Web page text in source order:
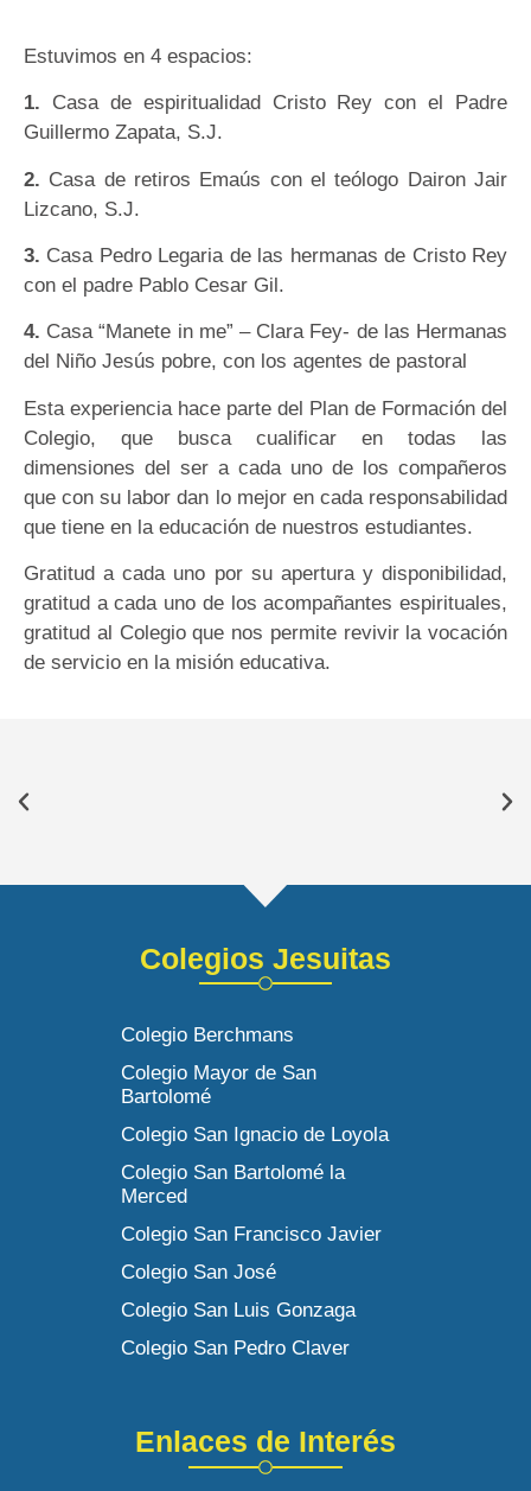
Estuvimos en 4 espacios:
1. Casa de espiritualidad Cristo Rey con el Padre
Guillermo Zapata, S.J.
2. Casa de retiros Emaús con el teólogo Dairon Jair
Lizcano, S.J.
3. Casa Pedro Legaria de las hermanas de Cristo Rey
con el padre Pablo Cesar Gil.
4. Casa “Manete in me” – Clara Fey- de las Hermanas
del Niño Jesús pobre, con los agentes de pastoral
Esta experiencia hace parte del Plan de Formación del
Colegio, que busca cualificar en todas las
dimensiones del ser a cada uno de los compañeros
que con su labor dan lo mejor en cada responsabilidad
que tiene en la educación de nuestros estudiantes.
Gratitud a cada uno por su apertura y disponibilidad,
gratitud a cada uno de los acompañantes espirituales,
gratitud al Colegio que nos permite revivir la vocación
de servicio en la misión educativa.
Colegios Jesuitas
Colegio Berchmans
Colegio Mayor de San
Bartolomé
Colegio San Ignacio de Loyola
Colegio San Bartolomé la
Merced
Colegio San Francisco Javier
Colegio San José
Colegio San Luis Gonzaga
Colegio San Pedro Claver
Enlaces de Interés